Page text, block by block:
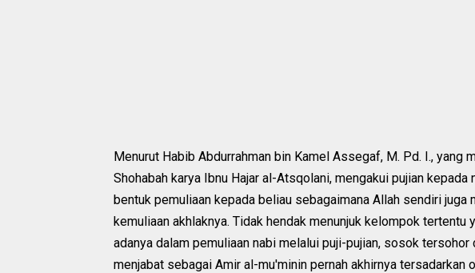
Menurut Habib Abdurrahman bin Kamel Assegaf, M. Pd. I., yang
Shohabah karya Ibnu Hajar al-Atsqolani, mengakui pujian
bentuk pemuliaan kepada beliau sebagaimana Allah sendiri juga
kemuliaan akhlaknya. Tidak hendak menunjuk kelompok
adanya dalam pemuliaan nabi melalui puji-pujian, sosok tersohor
menjabat sebagai Amir al-mu'minin pernah akhirnya tersadarkan